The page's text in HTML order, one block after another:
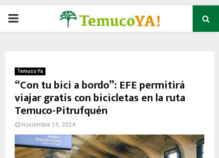
P
M
A
R
Temuco Ya
“Con tu bici a bordo”: EFE permitirá
viajar gratis con bicicletas en la ruta
Temuco-Pitrufquén
Noviembre 19, 2024